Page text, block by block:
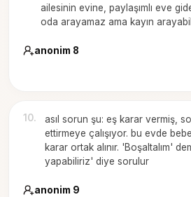
ailesinin evine, paylaşımlı eve
oda arayamaz ama kayın
anonim 8
10.
asıl sorun şu: eş karar vermiş,
ettirmeye çalışıyor. bu evde
karar ortak alınır. 'Boşaltalım'
yapabiliriz' diye sorulur
anonim 9